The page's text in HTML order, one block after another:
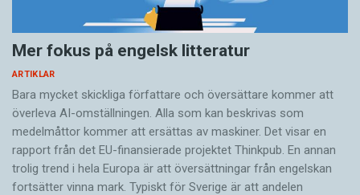
Mer fokus på engelsk litteratur
ARTIKLAR
Bara mycket skickliga författare och översättare ­kommer att
överleva AI-omställningen. Alla som kan beskrivas som
medelmåttor kommer att ersättas av maskiner. Det visar en
rapport från det EU-finansierade projektet Thinkpub. En annan
trolig trend i hela Europa är att översättningar från engelskan
fortsätter vinna mark. Typiskt för Sverige är att andelen